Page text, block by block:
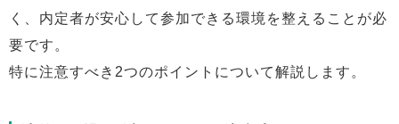
く、内定者が安心して参加できる環境を整えることが必
要です。
特に注意すべき2つのポイントについて解説します。